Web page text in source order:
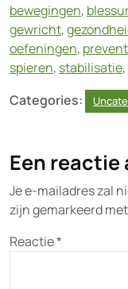
bewegingen,
gewricht,
oefeningen,
spieren, stabilisatie,
Categories:
Een
Je e-mailadres zal
zijn gemarkeerd met
Reactie*